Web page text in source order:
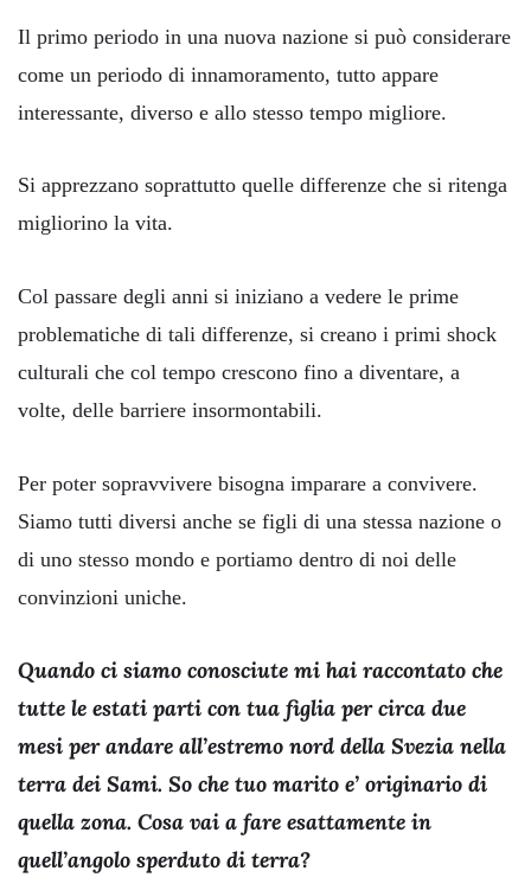
Il primo periodo in una nuova nazione si può considerare
come un periodo di innamoramento, tutto appare
interessante, diverso e allo stesso tempo migliore.
Si apprezzano soprattutto quelle differenze che si ritenga
migliorino la vita.
Col passare degli anni si iniziano a vedere le prime
problematiche di tali differenze, si creano i primi shock
culturali che col tempo crescono fino a diventare, a
volte, delle barriere insormontabili.
Per poter sopravvivere bisogna imparare a convivere.
Siamo tutti diversi anche se figli di una stessa nazione o
di uno stesso mondo e portiamo dentro di noi delle
convinzioni uniche.
Quando ci siamo conosciute mi hai raccontato che
tutte le estati parti con tua figlia per circa due
mesi per andare all’estremo nord della Svezia nella
terra dei Sami. So che tuo marito e’ originario di
quella zona. Cosa vai a fare esattamente in
quell’angolo sperduto di terra?